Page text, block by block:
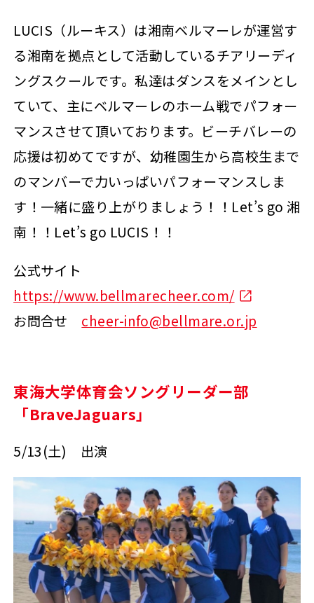
LUCIS（ルーキス）は湘南ベルマーレが運営す
る湘南を拠点として活動しているチアリーディ
ングスクールです。私達はダンスをメインとし
ていて、主にベルマーレのホーム戦でパフォー
マンスさせて頂いております。ビーチバレーの
応援は初めてですが、幼稚園生から高校生まで
のマンバーで力いっぱいパフォーマンスしま
す！一緒に盛り上がりましょう！！Let’s go 湘
南！！Let’s go LUCIS！！
公式サイト
https://www.bellmarecheer.com/
お問合せ cheer-info@bellmare.or.jp
東海大学体育会ソングリーダー部
「BraveJaguars」
5/13(土) 出演